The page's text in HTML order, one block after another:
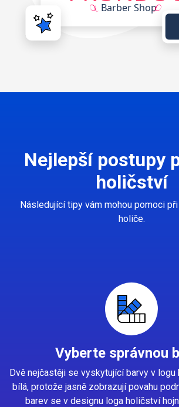
Nejlepší postupy
holičství
Následující tipy vám mohou pomoci
holiče.
Vyberte správnou
Dvě nejčastěji se vyskytující barvy v logu
bílá, protože jasně zobrazují povahu
barev se v designu loga holičství